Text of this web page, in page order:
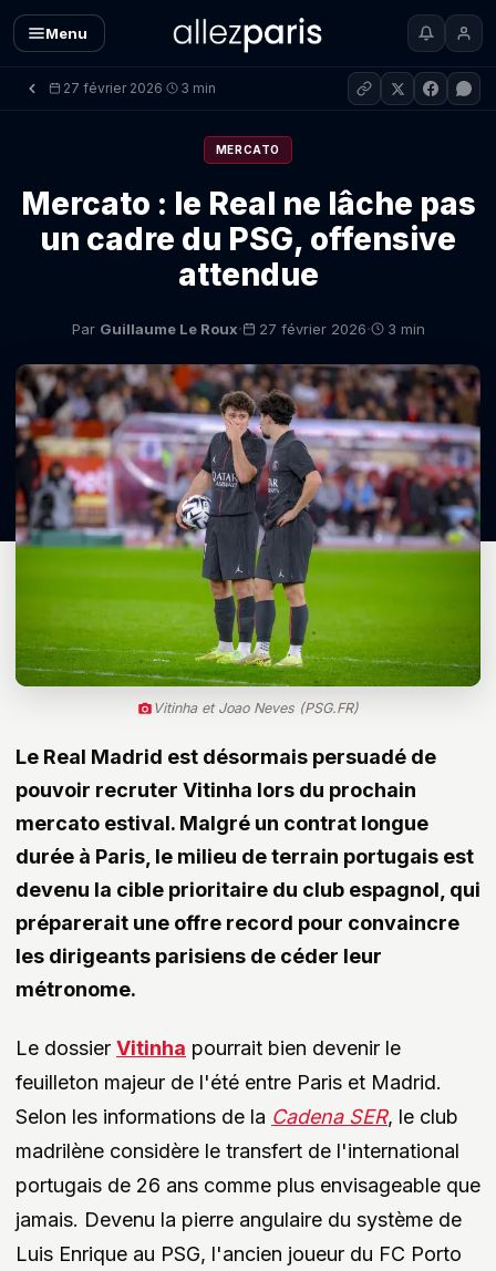
Menu
27 février 2026· 3 min
MERCATO
Mercato : le Real ne lâche pas
un cadre du PSG, offensive
attendue
Par Guillaume Le Roux· 27 février 2026· 3 min
Vitinha et Joao Neves (PSG.FR)
Le Real Madrid est désormais persuadé de
pouvoir recruter Vitinha lors du prochain
mercato estival. Malgré un contrat longue
durée à Paris, le milieu de terrain portugais est
devenu la cible prioritaire du club espagnol, qui
préparerait une offre record pour convaincre
les dirigeants parisiens de céder leur
métronome.
Le dossier Vitinha pourrait bien devenir le
feuilleton majeur de l'été entre Paris et Madrid.
Selon les informations de la Cadena SER, le club
madrilène considère le transfert de l'international
portugais de 26 ans comme plus envisageable que
jamais. Devenu la pierre angulaire du système de
Luis Enrique au PSG, l'ancien joueur du FC Porto